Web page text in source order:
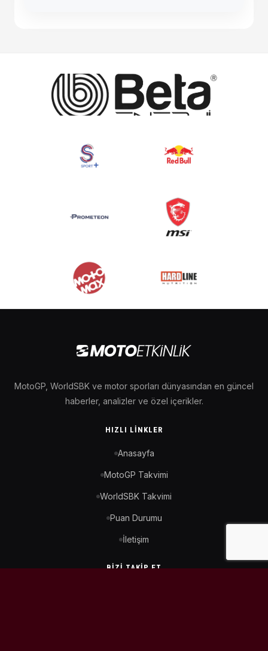
MotoGP, WorldSBK ve motor sporları dünyasından en güncel
haberler, analizler ve özel içerikler.
HIZLI LINKLER
Anasayfa
MotoGP Takvimi
WorldSBK Takvimi
Puan Durumu
İletişim
BIZI TAKIP ET